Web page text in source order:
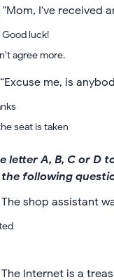
"Mom, I've received
Good luck!
agree more.
“Excuse me, is
seat is taken
letter A, B, C or D
following
The shop assistant
The Internet is a